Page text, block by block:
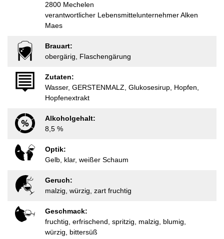
2800 Mechelen
verantwortlicher Lebensmittelunternehmer Alken
Maes
Brauart:
obergärig, Flaschengärung
Zutaten:
Wasser, GERSTENMALZ, Glukosesirup, Hopfen,
Hopfenextrakt
Alkoholgehalt:
8,5 %
Optik:
Gelb, klar, weißer Schaum
Geruch:
malzig, würzig, zart fruchtig
Geschmack:
fruchtig, erfrischend, spritzig, malzig, blumig,
würzig, bittersüß